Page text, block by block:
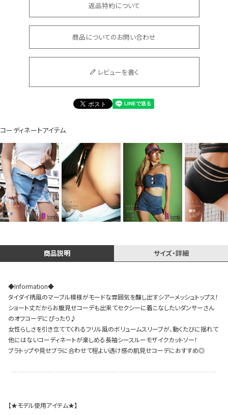
DANCE MOVIE
Instagram LIVE items
イベント一覧
返品特約について
商品についてのお問い合わせ
レビューを書く
コーディネートアイテム
商品説明 サイズ・詳細
◆Information◆
タイダイ柄風のマーブル模様がモードな雰囲気を醸し出すシアーメッシュトップス！
ショート丈だからお腹見せコーデも出来てセクシーに着こなしたいダンサーさん
のオフコーデにぴったり♪
女性らしさを引き立ててくれるフリル風のボリュームスリーブが、動くたびに揺れて
他にはないコーディネートが楽しめる長袖シースルーモザイクカットソー！
ブラトップや見せブラに合わせて程よい透け感の肌見せコーデにおすすめ◎
【★モデル使用アイテム★】